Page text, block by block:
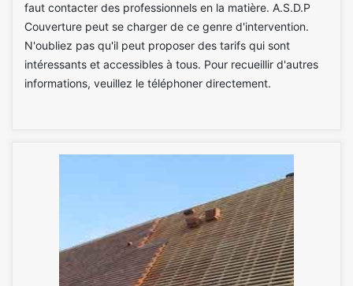
faut contacter des professionnels en la matière. A.S.D.P
Couverture peut se charger de ce genre d'intervention.
N'oubliez pas qu'il peut proposer des tarifs qui sont
intéressants et accessibles à tous. Pour recueillir d'autres
informations, veuillez le téléphoner directement.